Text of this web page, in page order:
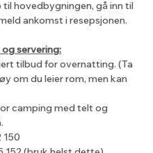
hovedbygningen, gå inn til
ankomst i resepsjonen.
servering:
tilbud for overnatting. (Ta
om du leier rom, men kan
camping med telt og
150